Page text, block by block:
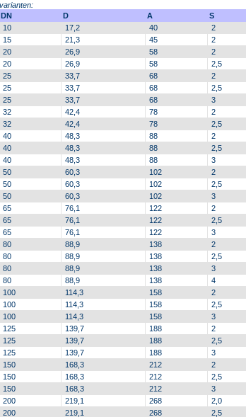
DN D A S
10
17,2 40 2
15
21,3 45 2
20
26,9 58 2
20
26,9 58 2,5
25
33,7 68 2
25
33,7 68 2,5
25
33,7 68 3
32
42,4 78 2
32
42,4 78 2,5
40
48,3 88 2
40
48,3 88 2,5
40
48,3 88 3
50
60,3 102 2
50
60,3 102 2,5
50
60,3 102 3
65
76,1 122 2
65
76,1 122 2,5
65
76,1 122 3
80
88,9 138 2
80
88,9 138 2,5
80
88,9 138 3
80
88,9 138 4
100
114,3 158 2
100
114,3 158 2,5
100
114,3 158 3
125
139,7 188 2
125
139,7 188 2,5
125
139,7 188 3
150
168,3 212 2
150
168,3 212 2,5
150
168,3 212 3
200
219,1 268 2,0
200
219,1 268 2,5